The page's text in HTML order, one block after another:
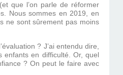
que l’on parle de réformer
Nous sommes en 2019, en
ne sont sûrement pas moins
? J’ai entendu dire,
enfants en difficulté. Or, quel
? On peut le faire avec